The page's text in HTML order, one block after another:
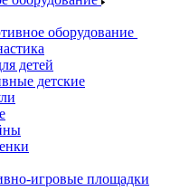
оборудование
детей
детские
игровые площадки